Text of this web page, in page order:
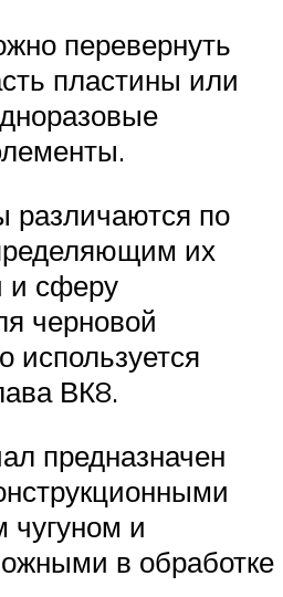
перевернуть
пластины или
различаются по
их
и сферу
черновой
используется
ВК8.
предназначен
чугуном и
в обработке